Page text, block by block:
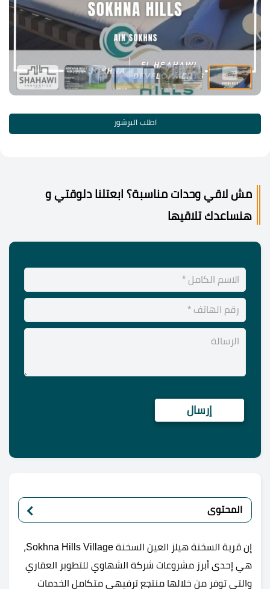
اطلب البرشور
مش لاقي وحدات مناسبة؟ ابعتلنا دلوقتي و
هنساعدك تلاقيها
المحتوى
إن قرية السخنة هيلز العين السخنة Sokhna Hills Village،
هي إحدى أبرز مشروعات شركة الشهاوي للتطوير العقاري
والتي توفر من خلالها منتجع ترفيهي متكامل الخدمات